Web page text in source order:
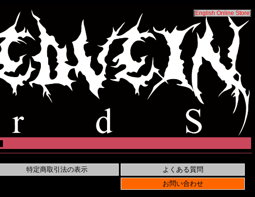
[English Online Store]